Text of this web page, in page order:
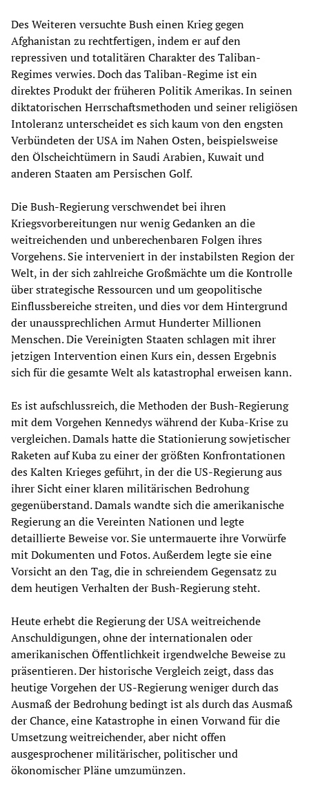
Des Weiteren versuchte Bush einen Krieg gegen
Afghanistan zu rechtfertigen, indem er auf den
repressiven und totalitären Charakter des Taliban-
Regimes verwies. Doch das Taliban-Regime ist ein
direktes Produkt der früheren Politik Amerikas. In seinen
diktatorischen Herrschaftsmethoden und seiner religiösen
Intoleranz unterscheidet es sich kaum von den engsten
Verbündeten der USA im Nahen Osten, beispielsweise
den Ölscheichtümern in Saudi Arabien, Kuwait und
anderen Staaten am Persischen Golf.
Die Bush-Regierung verschwendet bei ihren
Kriegsvorbereitungen nur wenig Gedanken an die
weitreichenden und unberechenbaren Folgen ihres
Vorgehens. Sie interveniert in der instabilsten Region der
Welt, in der sich zahlreiche Großmächte um die Kontrolle
über strategische Ressourcen und um geopolitische
Einflussbereiche streiten, und dies vor dem Hintergrund
der unaussprechlichen Armut Hunderter Millionen
Menschen. Die Vereinigten Staaten schlagen mit ihrer
jetzigen Intervention einen Kurs ein, dessen Ergebnis
sich für die gesamte Welt als katastrophal erweisen kann.
Es ist aufschlussreich, die Methoden der Bush-Regierung
mit dem Vorgehen Kennedys während der Kuba-Krise zu
vergleichen. Damals hatte die Stationierung sowjetischer
Raketen auf Kuba zu einer der größten Konfrontationen
des Kalten Krieges geführt, in der die US-Regierung aus
ihrer Sicht einer klaren militärischen Bedrohung
gegenüberstand. Damals wandte sich die amerikanische
Regierung an die Vereinten Nationen und legte
detaillierte Beweise vor. Sie untermauerte ihre Vorwürfe
mit Dokumenten und Fotos. Außerdem legte sie eine
Vorsicht an den Tag, die in schreiendem Gegensatz zu
dem heutigen Verhalten der Bush-Regierung steht.
Heute erhebt die Regierung der USA weitreichende
Anschuldigungen, ohne der internationalen oder
amerikanischen Öffentlichkeit irgendwelche Beweise zu
präsentieren. Der historische Vergleich zeigt, dass das
heutige Vorgehen der US-Regierung weniger durch das
Ausmaß der Bedrohung bedingt ist als durch das Ausmaß
der Chance, eine Katastrophe in einen Vorwand für die
Umsetzung weitreichender, aber nicht offen
ausgesprochener militärischer, politischer und
ökonomischer Pläne umzumünzen.